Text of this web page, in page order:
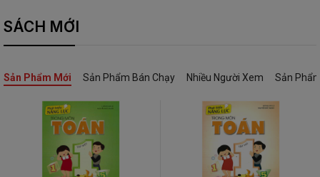
SÁCH MỚI
Sản Phẩm Mới Sản Phẩm Bán Chạy Nhiều Người Xem Sản